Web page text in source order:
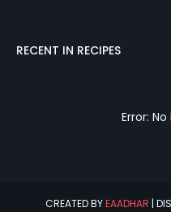
RECENT IN RECIPES
Error:
CREATED BYEAADHAR |